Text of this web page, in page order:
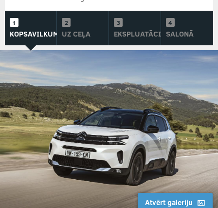
KOPSAVILKUMSUZ CEĻA EKSPLUATĀCIJĀSALONĀ
Atvērt galeriju